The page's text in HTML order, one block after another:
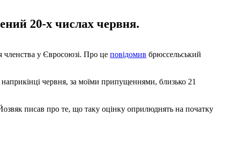
20-х числах червня.
членства у Євросоюзі. Про це повідомив брюссельський
червня, за моїми припущеннями, близько 21
писав про те, що таку оцінку оприлюднять на початку